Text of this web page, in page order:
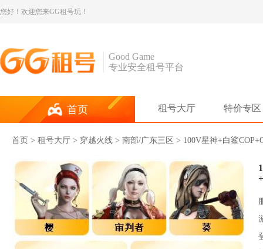
您好！欢迎您来GG租号玩！
Good Game
专业安全租号平台
首页 租号大厅 特价专区
首页 > 租号大厅 > 穿越火线 > 南部/广东三区 > 100V星神+白鲨